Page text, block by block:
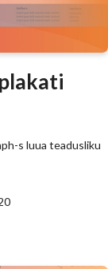
s luua teadusliku